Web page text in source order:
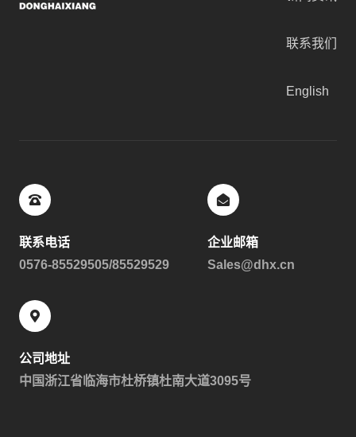
联系我们
English
联系电话
0576-85529505/85529529
企业邮箱
Sales@dhx.cn
公司地址
中国浙江省临海市杜桥镇杜南大道3095号